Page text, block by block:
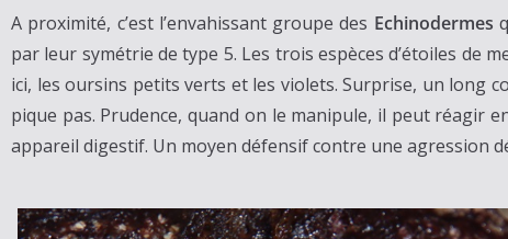
A proximité, c’est l’envahissant groupe des Echinodermes
par leur symétrie de type 5. Les trois espèces d’étoiles de
ici, les oursins petits verts et les violets. Surprise, un long
pique pas. Prudence, quand on le manipule, il peut réagir
appareil digestif. Un moyen défensif contre une agression